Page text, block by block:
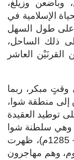
وباضعن وزيلغ،
الإسلامية في
على طول السهل
ذلك الساحل،
القرنَيْن العاشر
وقتٍ مبكر، ربما
إلى منطقة شوا،
توطيد العقيدة
وهي سلطنة شوا
الإسلامية (255هـ – 684هـ) (896م – 1285م)، ظهرت
وهم مهاجرون